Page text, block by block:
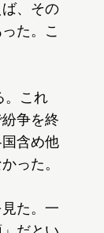
、その
た。こ
。これ
争を終
含め他
った。
た。一